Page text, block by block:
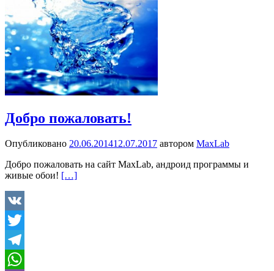
Добро пожаловать!
Опубликовано 20.06.201412.07.2017 автором MaxLab
Добро пожаловать на сайт MaxLab, андроид программы и
живые обои! […]
VK
Twitter
Telegram